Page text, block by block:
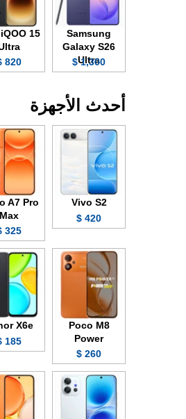
Samsung
Galaxy S26
Ultra
1,300 $
15
820 $
أحدث الأجهزة
Vivo S2
420 $
A7 Pro
Max
325 $
Poco M8
Power
260 $
X6e
185 $